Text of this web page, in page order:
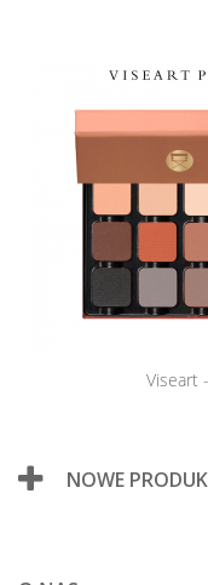
Viseart
NOWE